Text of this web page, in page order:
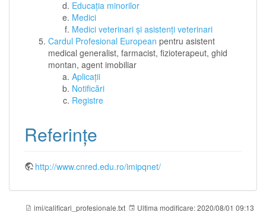
Educația minorilor
Medici
Medici veterinari și asistenți veterinari
Cardul Profesional European pentru asistent
medical generalist, farmacist, fizioterapeut, ghid
montan, agent imobiliar
Aplicații
Notificări
Registre
Referințe
http://www.cnred.edu.ro/imipqnet/
imi/calificari_profesionale.txt Ultima modificare:2020/08/01 09:13